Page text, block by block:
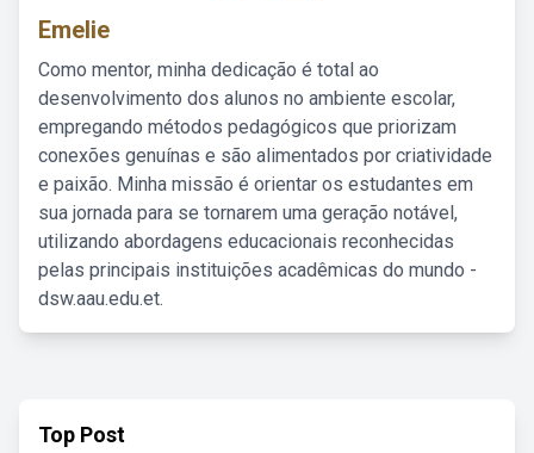
Emelie
Como mentor, minha dedicação é total ao
desenvolvimento dos alunos no ambiente escolar,
empregando métodos pedagógicos que priorizam
conexões genuínas e são alimentados por criatividade
e paixão. Minha missão é orientar os estudantes em
sua jornada para se tornarem uma geração notável,
utilizando abordagens educacionais reconhecidas
pelas principais instituições acadêmicas do mundo -
dsw.aau.edu.et.
Top Post